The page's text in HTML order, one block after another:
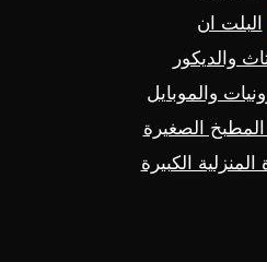
البلت ان
والديكور
والموبايل
المطبخ الصغيرة
المنزلية الكبيرة